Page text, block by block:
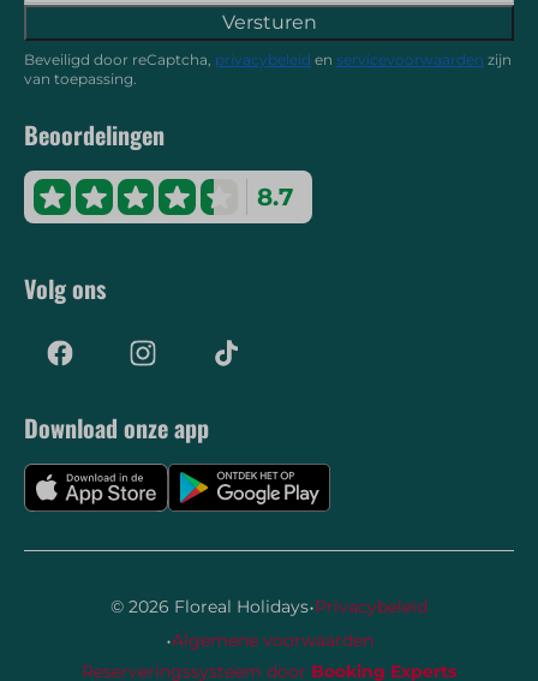
Versturen
Beveiligd door reCaptcha, privacybeleid en servicevoorwaarden zijn
van toepassing.
Beoordelingen
8.7
Volg ons
Download onze app
© 2026 Floreal Holidays·Privacybeleid
·Algemene voorwaarden
Reserveringssysteem door Booking Experts